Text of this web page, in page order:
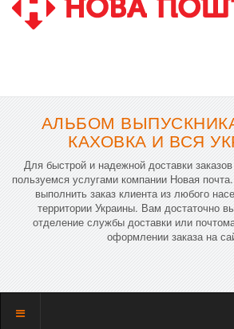
АЛЬБОМ
КАХОВКА И ВСЯ
Для быстрой и надежной доставки
пользуемся услугами компании Новая
выполнить заказ клиента из любого
территории Украины. Вам достаточно
отделение службы доставки или
оформлении заказа на
Показать